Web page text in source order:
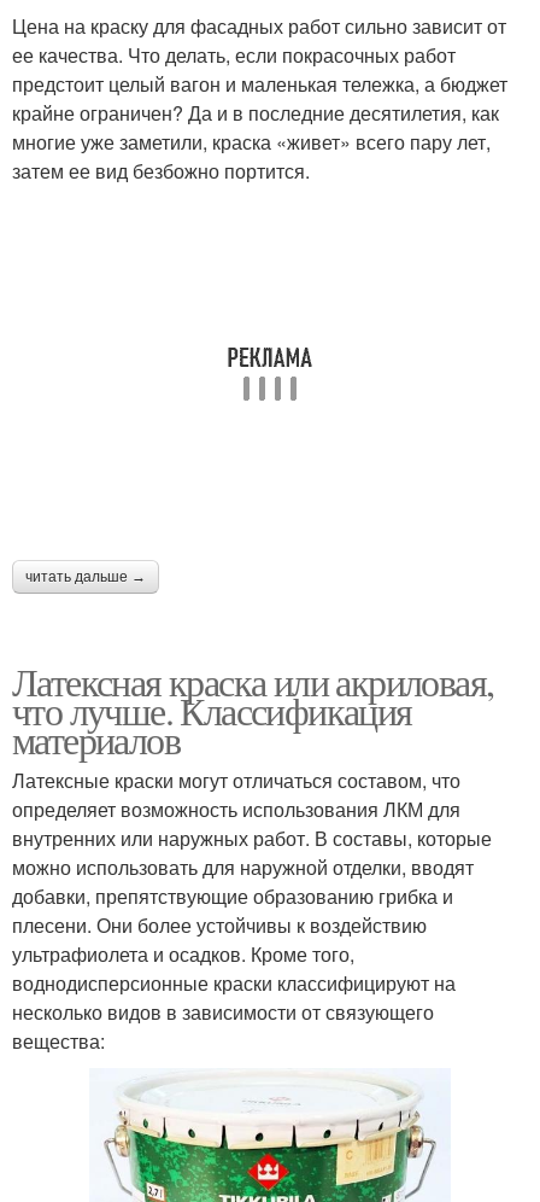
Цена на краску для фасадных работ сильно зависит от
ее качества. Что делать, если покрасочных работ
предстоит целый вагон и маленькая тележка, а бюджет
крайне ограничен? Да и в последние десятилетия, как
многие уже заметили, краска «живет» всего пару лет,
затем ее вид безбожно портится.
читать дальше →
Латексная краска или акриловая,
что лучше. Классификация
материалов
Латексные краски могут отличаться составом, что
определяет возможность использования ЛКМ для
внутренних или наружных работ. В составы, которые
можно использовать для наружной отделки, вводят
добавки, препятствующие образованию грибка и
плесени. Они более устойчивы к воздействию
ультрафиолета и осадков. Кроме того,
воднодисперсионные краски классифицируют на
несколько видов в зависимости от связующего
вещества: